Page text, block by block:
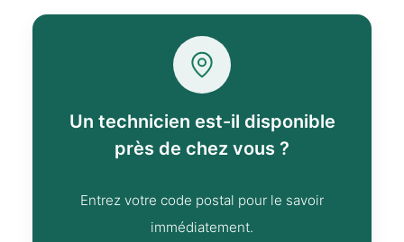
Un technicien est-il disponible
près de chez vous ?
Entrez votre code postal pour le savoir
immédiatement.